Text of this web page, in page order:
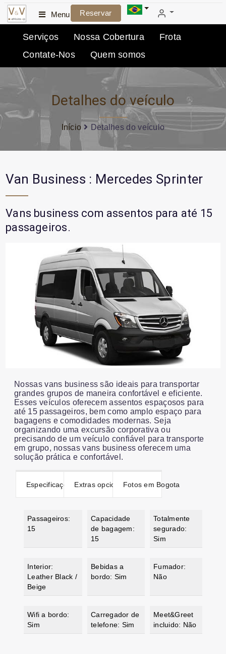
Menu Reservar
Serviços Nossa Cobertura
Frota
Contate-Nos
Quem somos
Detalhes do veículo
Início Detalhes do veículo
Van Business : Mercedes Sprinter
Vans business com assentos para até 15
passageiros.
Nossas vans business são ideais para transportar
grandes grupos de maneira confortável e eficiente.
Esses veículos oferecem assentos espaçosos para
até 15 passageiros, bem como amplo espaço para
bagagens e comodidades modernas. Seja
organizando uma excursão corporativa ou
precisando de um veículo confiável para transporte
em grupo, nossas vans business oferecem uma
solução prática e confortável.
EspecificaçõesExtras opcionaisFotos em Bogota
Passageiros:
15
Capacidade
de bagagem:
15
Totalmente
segurado:
Sim
Interior:
Leather Black /
Beige
Bebidas a
bordo: Sim
Fumador:
Não
Wifi a bordo:
Sim
Carregador de
telefone: Sim
Meet&Greet
incluido: Não